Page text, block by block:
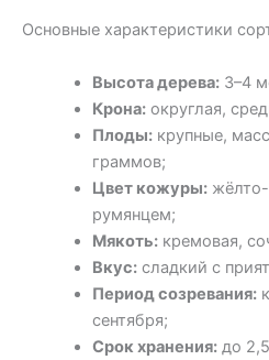
Основные характеристики
Высота дерева:3–4
Крона:округлая,
Плоды:крупные,
граммов;
Цвет кожуры:жёлто-
румянцем;
Мякоть:кремовая,
Вкус:сладкий с
Период созревания:
сентября;
Срок хранения:до